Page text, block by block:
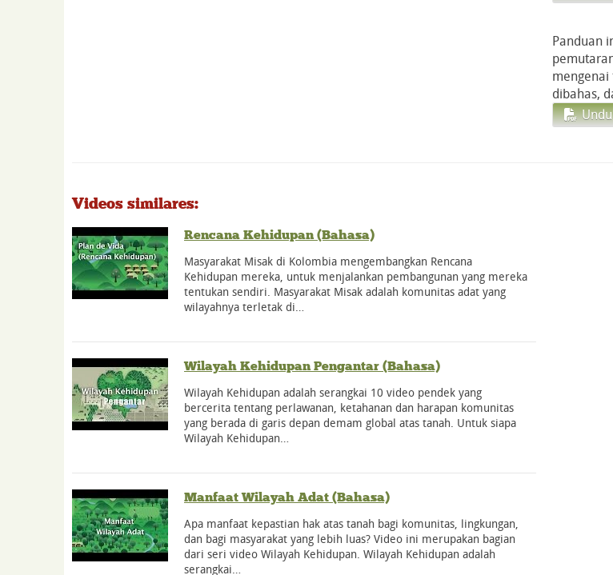
Panduan
dibahas,
Videos similares:
Rencana Kehidupan (Bahasa)
Masyarakat Misak di Kolombia mengembangkan Rencana
Kehidupan mereka, untuk menjalankan pembangunan yang mereka
tentukan sendiri. Masyarakat Misak adalah komunitas adat yang
wilayahnya terletak di…
Wilayah Kehidupan Pengantar (Bahasa)
Wilayah Kehidupan adalah serangkai 10 video pendek yang
bercerita tentang perlawanan, ketahanan dan harapan komunitas
yang berada di garis depan demam global atas tanah. Untuk siapa
Wilayah Kehidupan…
Manfaat Wilayah Adat (Bahasa)
Apa manfaat kepastian hak atas tanah bagi komunitas, lingkungan,
dan bagi masyarakat yang lebih luas? Video ini merupakan bagian
dari seri video Wilayah Kehidupan. Wilayah Kehidupan adalah
serangkai…